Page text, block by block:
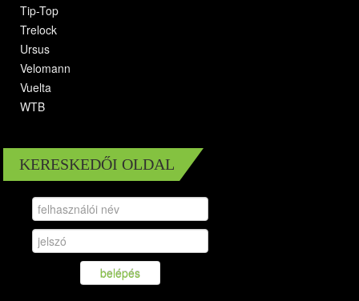
Tip-Top
Trelock
Ursus
Velomann
Vuelta
WTB
KERESKEDŐI OLDAL
belépés